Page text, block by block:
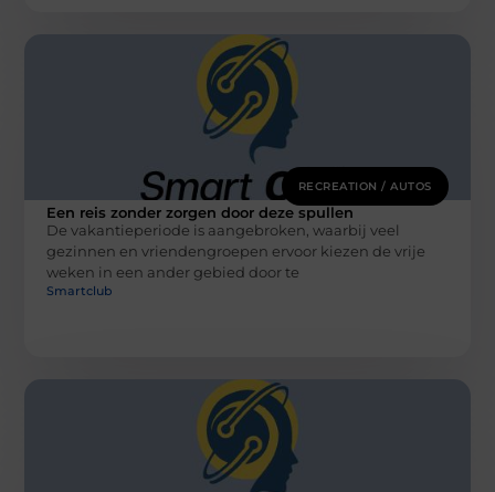
RECREATION / AUTOS
Een reis zonder zorgen door deze spullen
De vakantieperiode is aangebroken, waarbij veel
gezinnen en vriendengroepen ervoor kiezen de vrije
weken in een ander gebied door te
Smartclub